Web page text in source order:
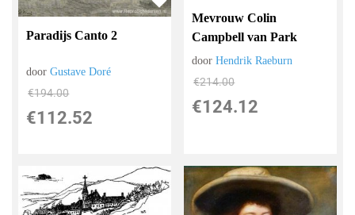
Paradijs Canto 2
doorGustave Doré
€194.00
€112.52
Mevrouw Colin
Campbell van Park
doorHendrik Raeburn
€214.00
€124.12